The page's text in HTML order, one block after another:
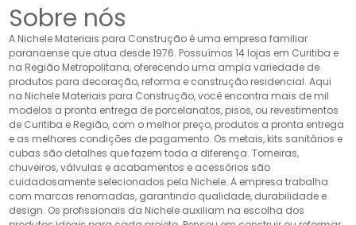
Sobre nós
A Nichele Materiais para Construção é uma empresa familiar
paranaense que atua desde 1976. Possuímos 14 lojas em Curitiba e
na Região Metropolitana, oferecendo uma ampla variedade de
produtos para decoração, reforma e construção residencial. Aqui
na Nichele Materiais para Construção, você encontra mais de mil
modelos a pronta entrega de porcelanatos, pisos, ou revestimentos
de Curitiba e Região, com o melhor preço, produtos a pronta entrega
e as melhores condições de pagamento. Os metais, kits sanitários e
cubas são detalhes que fazem toda a diferença. Torneiras,
chuveiros, válvulas e acabamentos e acessórios são
cuidadosamente selecionados pela Nichele. A empresa trabalha
com marcas renomadas, garantindo qualidade, durabilidade e
design. Os profissionais da Nichele auxiliam na escolha dos